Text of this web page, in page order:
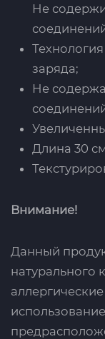
Не
заряда;
Не
Длина 30
Внимание!
Данный
натурального